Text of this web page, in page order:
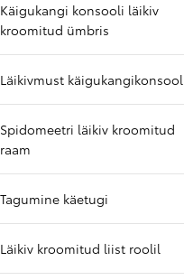
Käigukangi konsooli läikiv
kroomitud ümbris
Läikivmust käigukangikonsool
Spidomeetri läikiv kroomitud
raam
Tagumine käetugi
Läikiv kroomitud liist roolil